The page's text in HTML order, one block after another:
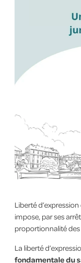
Liberté
impose, par ses
proportionnalité
La liberté
fondamentale du